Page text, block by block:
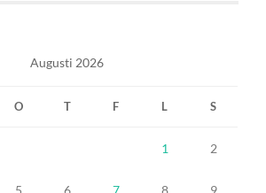
Augusti 2026
O T F L S
1 2